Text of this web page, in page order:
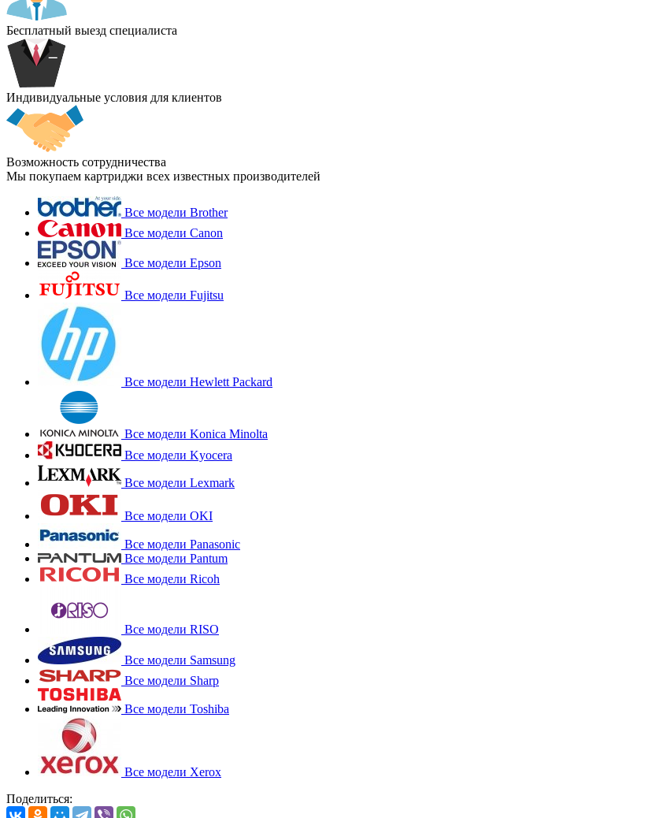
Бесплатный выезд специалиста
Индивидуальные условия для клиентов
Возможность сотрудничества
Мы покупаем картриджи всех известных производителей
Все модели Brother
Все модели Canon
Все модели Epson
Все модели Fujitsu
Все модели Hewlett Packard
Все модели Konica Minolta
Все модели Kyocera
Все модели Lexmark
Все модели OKI
Все модели Panasonic
Все модели Pantum
Все модели Ricoh
Все модели RISO
Все модели Samsung
Все модели Sharp
Все модели Toshiba
Все модели Xerox
Поделиться: